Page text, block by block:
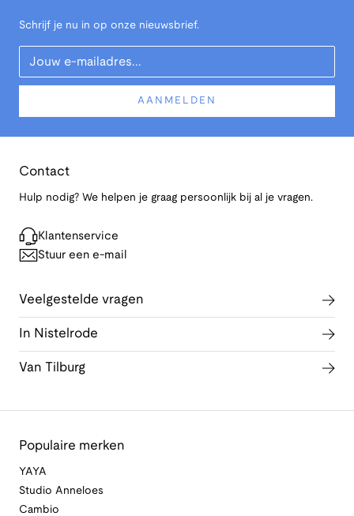
Schrijf je nu in op onze nieuwsbrief.
Your Email
AANMELDEN
Contact
Hulp nodig? We helpen je graag persoonlijk bij al je vragen.
Klantenservice
Stuur een e-mail
Veelgestelde vragen
In Nistelrode
Van Tilburg
Populaire merken
YAYA
Studio Anneloes
Cambio